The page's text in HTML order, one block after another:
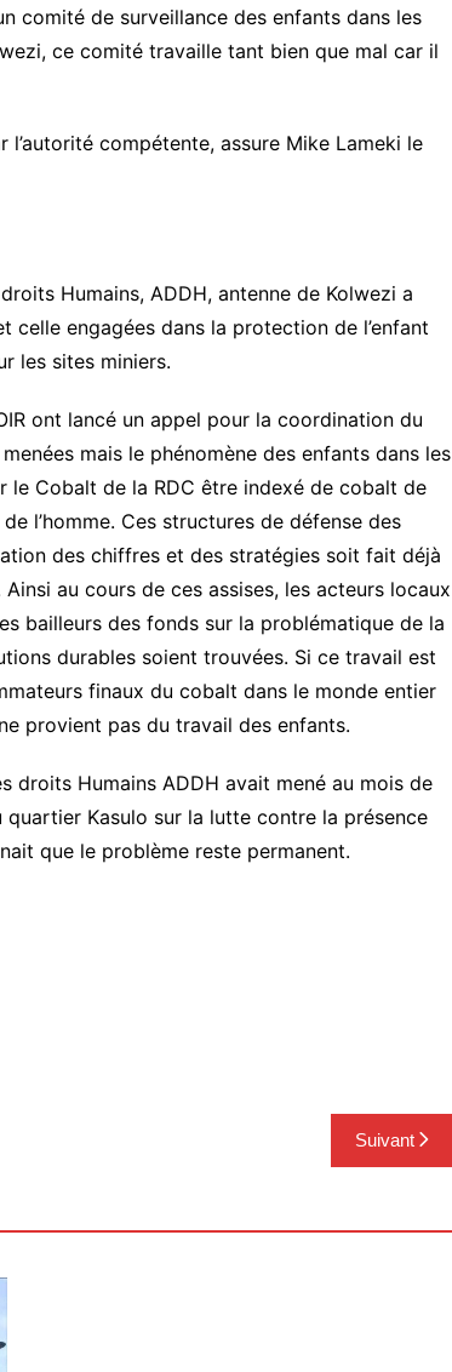
comité de surveillance des enfants dans les
ce comité travaille tant bien que mal car il
l’autorité compétente, assure Mike Lameki le
Humains, ADDH, antenne de Kolwezi a
celle engagées dans la protection de l’enfant
les sites miniers.
ont lancé un appel pour la coordination du
mais le phénomène des enfants dans les
le Cobalt de la RDC être indexé de cobalt de
l’homme. Ces structures de défense des
des chiffres et des stratégies soit fait déjà
au cours de ces assises, les acteurs locaux
bailleurs des fonds sur la problématique de la
durables soient trouvées. Si ce travail est
finaux du cobalt dans le monde entier
provient pas du travail des enfants.
droits Humains ADDH avait mené au mois de
Kasulo sur la lutte contre la présence
que le problème reste permanent.
Suivant